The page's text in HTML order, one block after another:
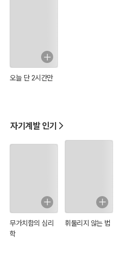
오늘 단 2시간만
자기계발 인기
무가치함의 심리
학
휘둘리지 않는 법